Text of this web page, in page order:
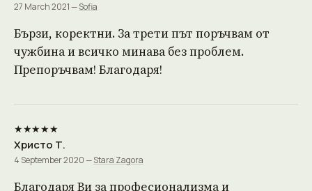
27 March 2021 —Sofia
Бързи, коректни. За трети път поръчвам от
чужбина и всичко минава без проблем.
Препоръчвам! Благодаря!
★★★★★
Христо Т.
4 September 2020 —Stara Zagora
Благодаря Ви за професионализма и